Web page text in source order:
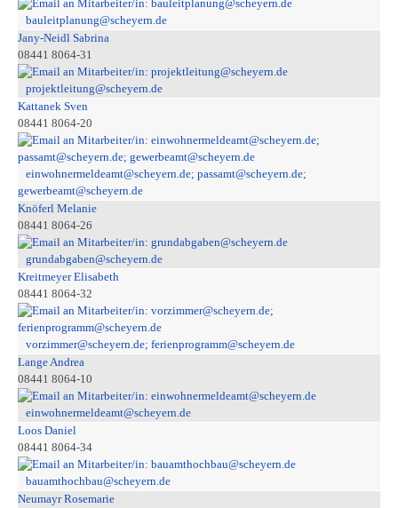
bauleitplanung@scheyern.de
Jany-Neidl Sabrina
08441 8064-31
projektleitung@scheyern.de
Kattanek Sven
08441 8064-20
einwohnermeldeamt@scheyern.de; passamt@scheyern.de;
gewerbeamt@scheyern.de
Knöferl Melanie
08441 8064-26
grundabgaben@scheyern.de
Kreitmeyer Elisabeth
08441 8064-32
vorzimmer@scheyern.de; ferienprogramm@scheyern.de
Lange Andrea
08441 8064-10
einwohnermeldeamt@scheyern.de
Loos Daniel
08441 8064-34
bauamthochbau@scheyern.de
Neumayr Rosemarie